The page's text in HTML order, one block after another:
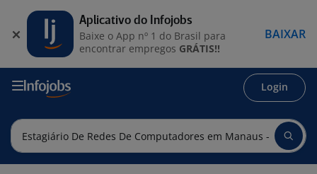
Login
Aplicativo do Infojobs
Baixe o App nº 1 do Brasil para
encontrar empregos GRÁTIS!!
BAIXAR